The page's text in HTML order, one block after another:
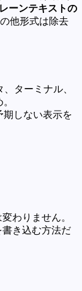
ーンテキストの
他形式は除去
ターミナル、
期しない表示を
わりません。
き込む方法だ